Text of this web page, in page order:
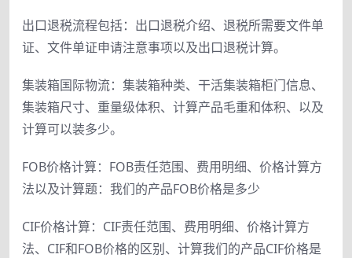
出口退税流程包括：出口退税介绍、退税所需要文件单
证、文件单证申请注意事项以及出口退税计算。
集装箱国际物流：集装箱种类、干活集装箱柜门信息、
集装箱尺寸、重量级体积、计算产品毛重和体积、以及
计算可以装多少。
FOB价格计算：FOB责任范围、费用明细、价格计算方
法以及计算题：我们的产品FOB价格是多少
CIF价格计算：CIF责任范围、费用明细、价格计算方
法、CIF和FOB价格的区别、计算我们的产品CIF价格是